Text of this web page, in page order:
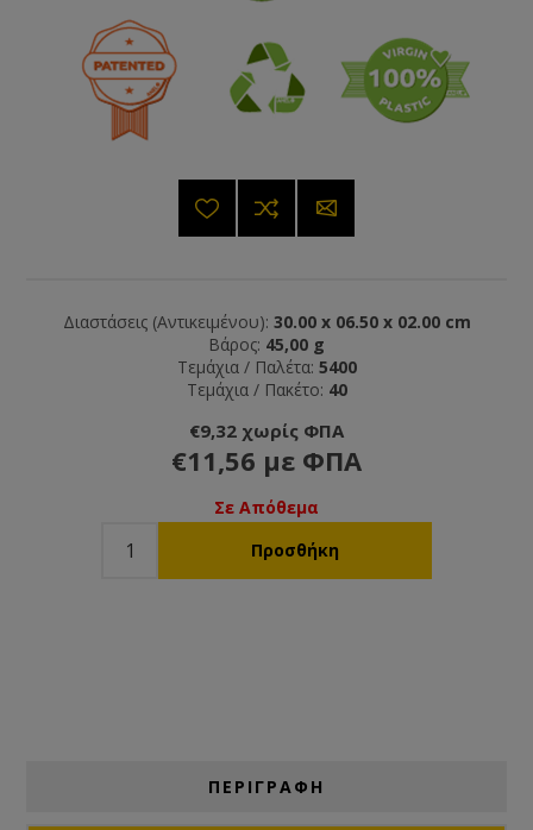
Διαστάσεις (Αντικειμένου): 30.00 x 06.50 x 02.00 cm
Βάρος: 45,00 g
Τεμάχια / Παλέτα: 5400
Τεμάχια / Πακέτο: 40
€9,32 χωρίς ΦΠΑ
€11,56 με ΦΠΑ
Σε Απόθεμα
ΠΕΡΙΓΡΑΦΗ